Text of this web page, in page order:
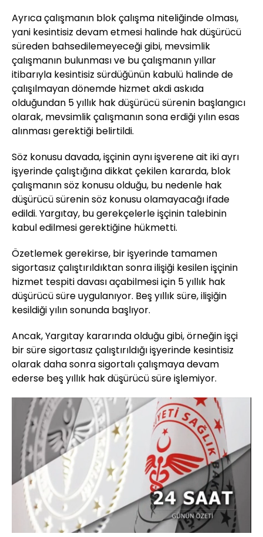
Ayrıca çalışmanın blok çalışma niteliğinde olması,
yani kesintisiz devam etmesi halinde hak düşürücü
süreden bahsedilemeyeceği gibi, mevsimlik
çalışmanın bulunması ve bu çalışmanın yıllar
itibarıyla kesintisiz sürdüğünün kabulü halinde de
çalışılmayan dönemde hizmet akdi askıda
olduğundan 5 yıllık hak düşürücü sürenin başlangıcı
olarak, mevsimlik çalışmanın sona erdiği yılın esas
alınması gerektiği belirtildi.
Söz konusu davada, işçinin aynı işverene ait iki ayrı
işyerinde çalıştığına dikkat çekilen kararda, blok
çalışmanın söz konusu olduğu, bu nedenle hak
düşürücü sürenin söz konusu olamayacağı ifade
edildi. Yargıtay, bu gerekçelerle işçinin talebinin
kabul edilmesi gerektiğine hükmetti.
Özetlemek gerekirse, bir işyerinde tamamen
sigortasız çalıştırıldıktan sonra ilişiği kesilen işçinin
hizmet tespiti davası açabilmesi için 5 yıllık hak
düşürücü süre uygulanıyor. Beş yıllık süre, ilişiğin
kesildiği yılın sonunda başlıyor.
Ancak, Yargıtay kararında olduğu gibi, örneğin işçi
bir süre sigortasız çalıştırıldığı işyerinde kesintisiz
olarak daha sonra sigortalı çalışmaya devam
ederse beş yıllık hak düşürücü süre işlemiyor.
Sesi
Aç
Yüklendi:
58.72%
Oynatma
Hızı